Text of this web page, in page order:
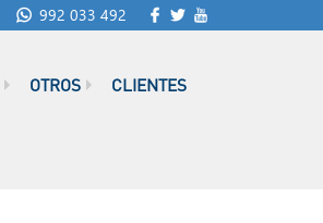
992 033 492
OTROS CLIENTES